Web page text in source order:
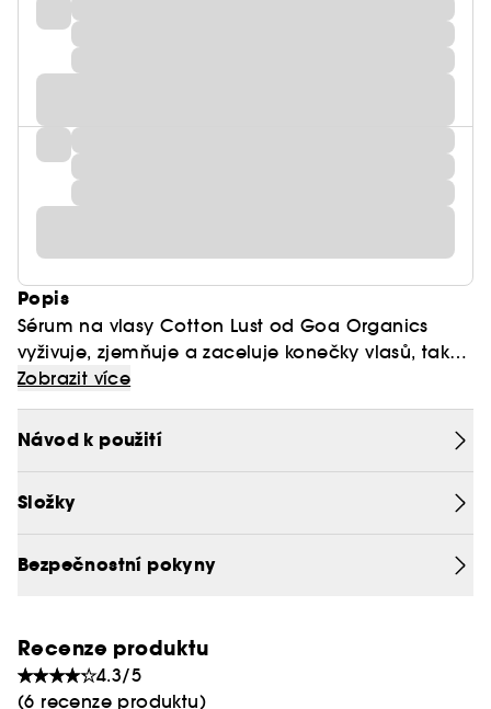
Popis
Sérum na vlasy Cotton Lust od Goa Organics
vyživuje, zjemňuje a zaceluje konečky vlasů, takže
jsou hebčí a lesklejší než kdykoli předtím. Rychle
se vstřebávající, nemastné složení obohacené o
směs 5 přírodních účinných látek hydratuje a
Zobrazit více
Návod k použití
Složky
Bezpečnostní pokyny
Recenze produktu
4.3/5
(6 recenze produktu)